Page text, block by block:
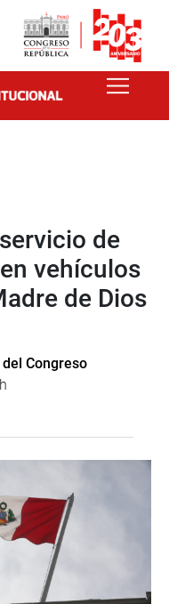
de
vehículos
de Dios
Congreso